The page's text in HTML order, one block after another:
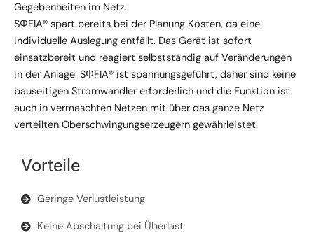
Gegebenheiten im Netz.
SΦFIA® spart bereits bei der Planung Kosten, da eine
individuelle Auslegung entfällt. Das Gerät ist sofort
einsatzbereit und reagiert selbstständig auf Veränderungen
in der Anlage. SΦFIA® ist spannungsgeführt, daher sind keine
bauseitigen Stromwandler erforderlich und die Funktion ist
auch in vermaschten Netzen mit über das ganze Netz
verteilten Oberschwingungserzeugern gewährleistet.
Vorteile
Geringe Verlustleistung
Keine Abschaltung bei Überlast